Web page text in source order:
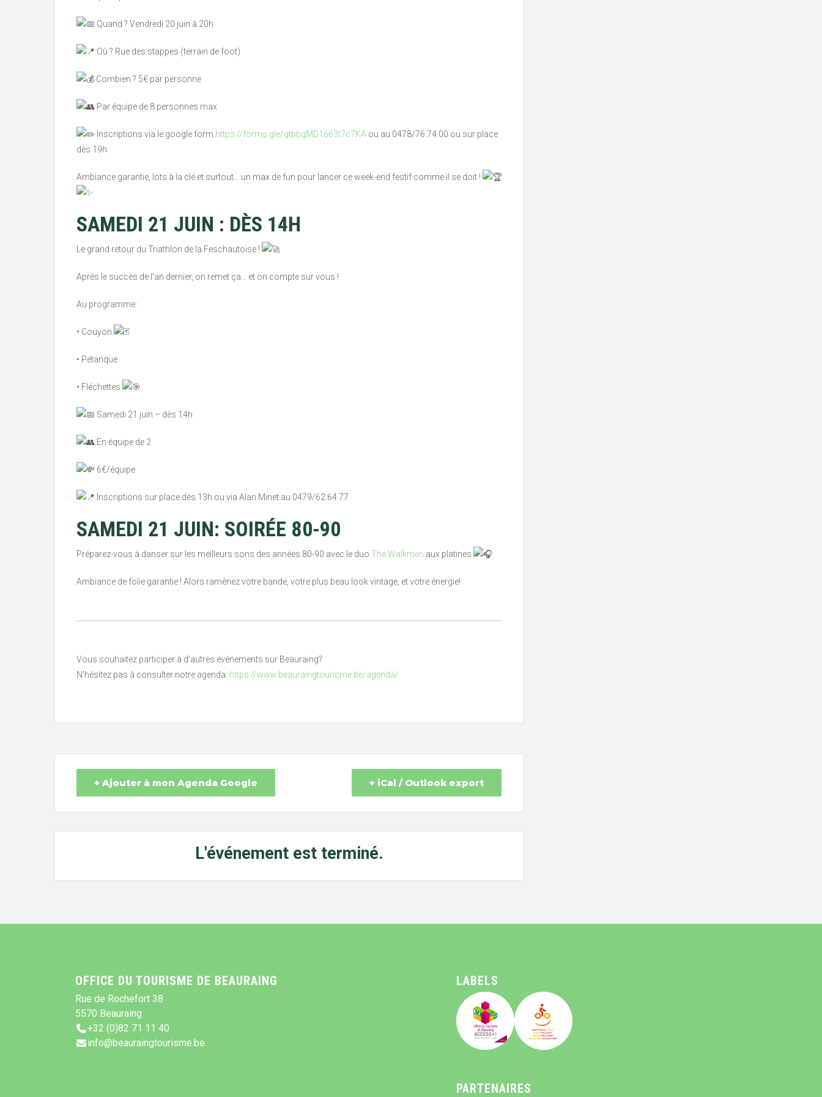
Quand ? Vendredi 20 juin à 20h
Où ? Rue des stappes (terrain de foot)
Combien ? 5€ par personne
Par équipe de 8 personnes max
Inscriptions via le google form https://forms.gle/qtbbqMD1663t7c7KA ou au 0478/76.74.00 ou sur place
dès 19h
Ambiance garantie, lots à la clé et surtout… un max de fun pour lancer ce week-end festif comme il se doit !
SAMEDI 21 JUIN : DÈS 14H
Le grand retour du Triathlon de la Feschautoise !
Après le succès de l’an dernier, on remet ça… et on compte sur vous !
Au programme :
• Couyon
• Pétanque
• Fléchettes
Samedi 21 juin – dès 14h
En équipe de 2
6€/équipe
Inscriptions sur place dès 13h ou via Alan Minet au 0479/62.64.77
SAMEDI 21 JUIN: SOIRÉE 80-90
Préparez-vous à danser sur les meilleurs sons des années 80-90 avec le duo The Walkmen aux platines
Ambiance de folie garantie ! Alors ramènez votre bande, votre plus beau look vintage, et votre énergie!
Vous souhaitez participer à d’autres évènements sur Beauraing?
N’hésitez pas à consulter notre agenda: https://www.beauraingtourisme.be/agenda/
+ Ajouter à mon Agenda Google + iCal / Outlook export
L'événement est terminé.
OFFICE DU TOURISME DE BEAURAING
Rue de Rochefort 38
5570 Beauraing
+32 (0)82 71 11 40
info@beauraingtourisme.be
LABELS
PARTENAIRES